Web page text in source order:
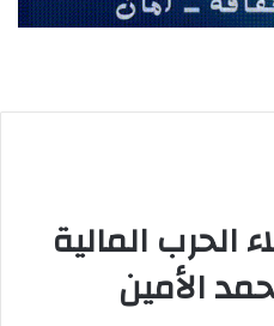
الحرب المالية
الأمين